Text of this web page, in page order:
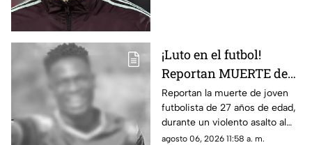
¡Luto en el futbol!
Reportan MUERTE de
famoso FUTBOLISTA a
los 27 años durante
ASALTO; esto se sabe
Reportan la muerte de joven
futbolista de 27 años de edad,
durante un violento asalto al
que se resistió, te damos los
agosto 06, 2026 11:58 a. m.